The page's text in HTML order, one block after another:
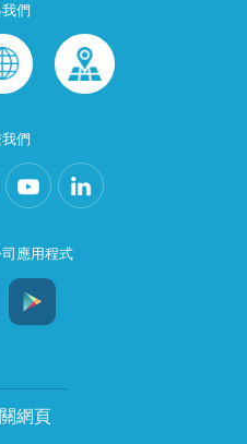
們
們
應用程式
網頁